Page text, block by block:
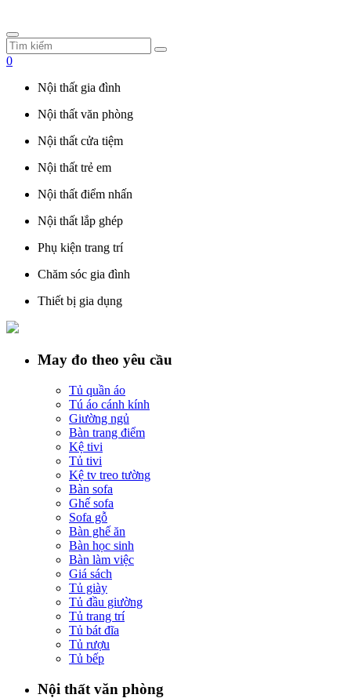
0
Nội thất gia đình
Nội thất văn phòng
Nội thất cửa tiệm
Nội thất trẻ em
Nội thất điểm nhấn
Nội thất lắp ghép
Phụ kiện trang trí
Chăm sóc gia đình
Thiết bị gia dụng
May đo theo yêu cầu
Tủ quần áo
Tú áo cánh kính
Giường ngủ
Bàn trang điểm
Kệ tivi
Tủ tivi
Kệ tv treo tường
Bàn sofa
Ghế sofa
Sofa gỗ
Bàn ghế ăn
Bàn học sinh
Bàn làm việc
Giá sách
Tủ giày
Tủ đầu giường
Tủ trang trí
Tủ bát đĩa
Tủ rượu
Tủ bếp
Nội thất văn phòng